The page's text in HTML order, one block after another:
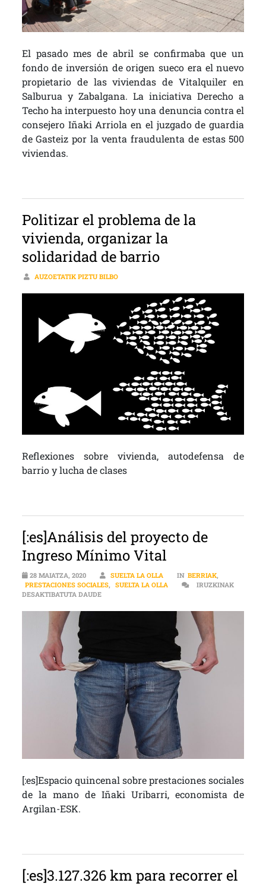
El pasado mes de abril se confirmaba que un
fondo de inversión de origen sueco era el nuevo
propietario de las viviendas de Vitalquiler en
Salburua y Zabalgana. La iniciativa Derecho a
Techo ha interpuesto hoy una denuncia contra el
consejero Iñaki Arriola en el juzgado de guardia
de Gasteiz por la venta fraudulenta de estas 500
viviendas.
Politizar el problema de la
vivienda, organizar la
solidaridad de barrio
AUZOETATIK PIZTU BILBO
Reflexiones sobre vivienda, autodefensa de
barrio y lucha de clases
[:es]Análisis del proyecto de
Ingreso Mínimo Vital
28 MAIATZA, 2020 SUELTA LA OLLA IN BERRIAK,
PRESTACIONES SOCIALES, SUELTA LA OLLA
IRUZKINAK
DESAKTIBATUTA DAUDE[:ES]ANÁLISIS DEL PROYECTO DE INGRESO
[:es]Espacio quincenal sobre prestaciones sociales
de la mano de Iñaki Uribarri, economista de
Argilan-ESK.
[:es]3.127.326 km para recorrer el